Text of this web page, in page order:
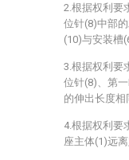
2.根据权利要
位针(8)中部
(10)与安装槽
3.根据权利要
位针(8)、第
的伸出长度相
4.根据权利要
座主体(1)远